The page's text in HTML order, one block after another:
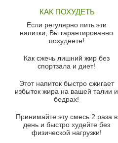
красного перца
Парижский луковый суп
Суп из спаржи и горошка с
Суп-крем из цветной капусты
Французский луковый суп
Суп из баклажанов с моцареллой
Грибной крем-суп с кростини с
козьим сыром
КАК ПОХУДЕТЬ
Если регулярно пить эти
напитки, Вы гарантированно
похудеете!
Как сжечь лишний жир без
спортзала и диет!
Этот напиток быстро сжигает
избыток жира на вашей талии и
бедрах!
Принимайте эту смесь 2 раза в
день и быстро худейте без
физической нагрузки!